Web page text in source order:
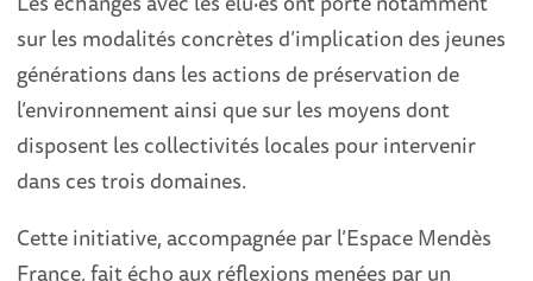
sur les modalités concrètes d’implication des jeunes
générations dans les actions de préservation de
l’environnement ainsi que sur les moyens dont
disposent les collectivités locales pour intervenir
dans ces trois domaines.
Cette initiative, accompagnée par l’Espace Mendès
France, fait écho aux réflexions menées par un